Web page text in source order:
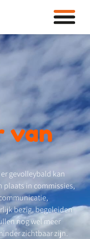
van
gevolleybald kan
plaats in commissies,
bezig, begeleiden
nog wel meer
zichtbaar zijn.